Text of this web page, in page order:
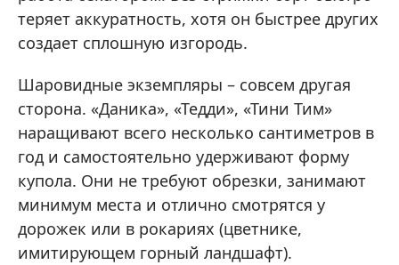
теряет аккуратность, хотя он быстрее других
создает сплошную изгородь.
Шаровидные экземпляры – совсем другая
сторона. «Даника», «Тедди», «Тини Тим»
наращивают всего несколько сантиметров в
год и самостоятельно удерживают форму
купола. Они не требуют обрезки, занимают
минимум места и отлично смотрятся у
дорожек или в рокариях (цветнике,
имитирующем горный ландшафт).